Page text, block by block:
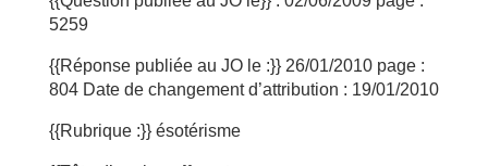
5259
{{Réponse publiée au JO le :}} 26/01/2010 page :
804 Date de changement d’attribution : 19/01/2010
{{Rubrique :}} ésotérisme